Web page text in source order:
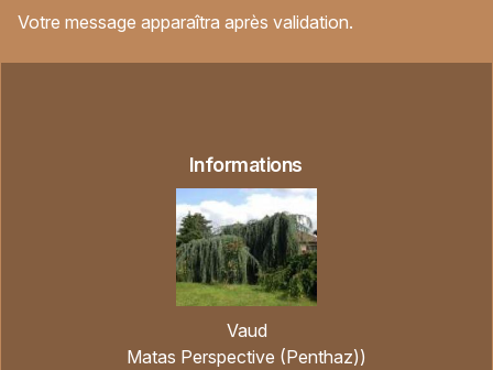
Votre message apparaîtra après validation.
Informations
Vaud
Matas Perspective (Penthaz))